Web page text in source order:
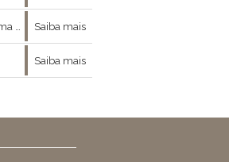
Saiba mais
Saiba mais